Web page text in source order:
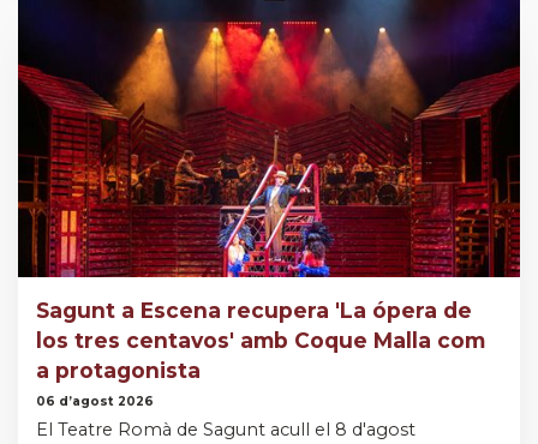
Sagunt a Escena recupera 'La ópera de
los tres centavos' amb Coque Malla com
a protagonista
06 d’agost 2026
El Teatre Romà de Sagunt acull el 8 d'agost